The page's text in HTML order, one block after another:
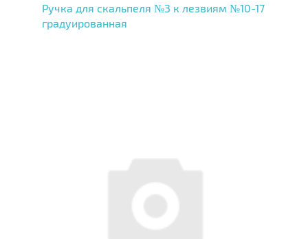
Ручка для скальпеля №3 к лезвиям №10-17
градуированная